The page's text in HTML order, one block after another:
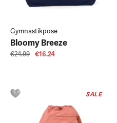
Gymnastikpose
Bloomy Breeze
€24.99 €16.24
SALE